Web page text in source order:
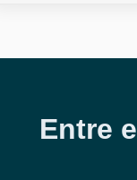
Entre